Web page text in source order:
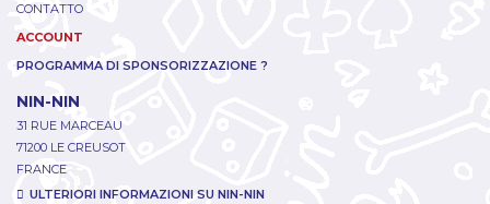
CONTATTO
ACCOUNT
PROGRAMMA DI SPONSORIZZAZIONE ?
NIN-NIN
31 RUE MARCEAU
71200 LE CREUSOT
FRANCE
ULTERIORI INFORMAZIONI SU NIN-NIN